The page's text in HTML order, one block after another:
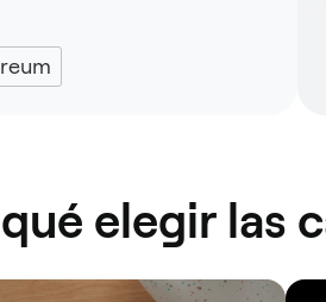
elegir las